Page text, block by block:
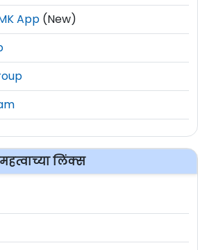
App (New)
महत्वाच्या लिंक्स